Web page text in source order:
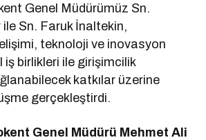
Genel Müdürümüz Sn.
Sn. Faruk İnaltekin,
teknoloji ve inovasyon
iş birlikleri ile girişimcilik
katkılar üzerine
gerçekleştirdi.
Genel Müdürü Mehmet Ali